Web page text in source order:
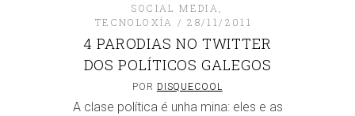
SOCIAL MEDIA
TECNOLOXÍA
28/11/2011
4 PARODIAS NO TWITTER
DOS POLÍTICOS GALEGOS
POR DISQUECOOL
A clase política é unha mina: eles e as